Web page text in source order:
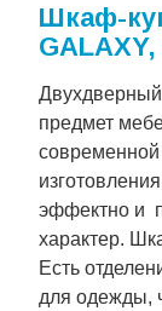
Шкаф-
предмет
эффектно и
характер.
Есть
для одежды,